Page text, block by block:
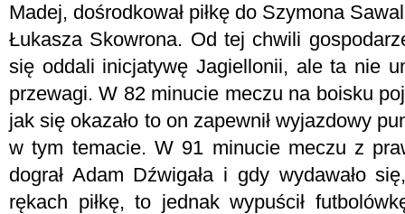
Madej, dośrodkował piłkę do Szymona
Łukasza Skowrona. Od tej chwili
się oddali inicjatywę Jagiellonii, ale ta nie
przewagi. W 82 minucie meczu na boisku
jak się okazało to on zapewnił wyjazdowy
w tym temacie. W 91 minucie meczu z
dograł Adam Dźwigała i gdy wydawało
rękach piłkę, to jednak wypuścił